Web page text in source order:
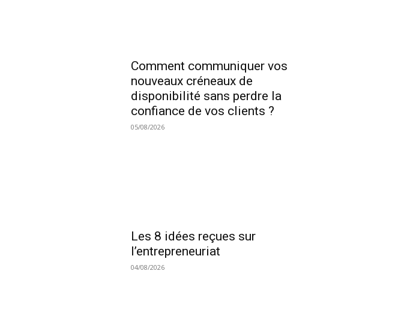
Comment communiquer vos
nouveaux créneaux de
disponibilité sans perdre la
confiance de vos clients ?
05/08/2026
Les 8 idées reçues sur
l’entrepreneuriat
04/08/2026